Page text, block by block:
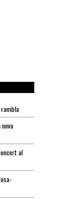
al